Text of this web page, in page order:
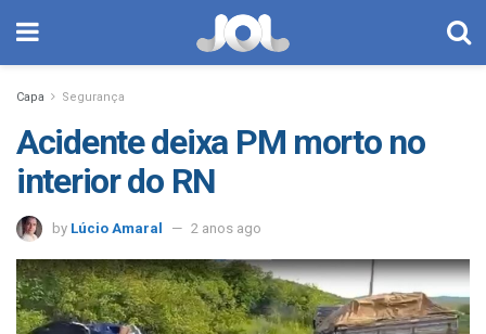
Capa Segurança
Acidente deixa PM morto no
interior do RN
by Lúcio Amaral 2 anos ago